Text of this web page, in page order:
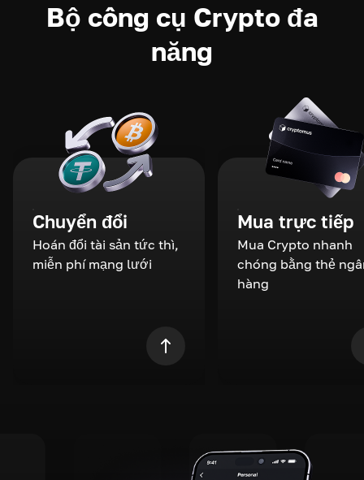
Bộ công cụ Crypto đa
năng
Chuyển đổi
Hoán đổi tài sản tức thì,
miễn phí mạng lưới
Mua trực tiếp
Mua Crypto nhanh
chóng bằng thẻ
hàng